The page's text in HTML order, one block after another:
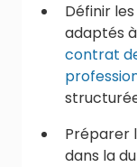
Définir
adaptés
contrat
Préparer
dans la